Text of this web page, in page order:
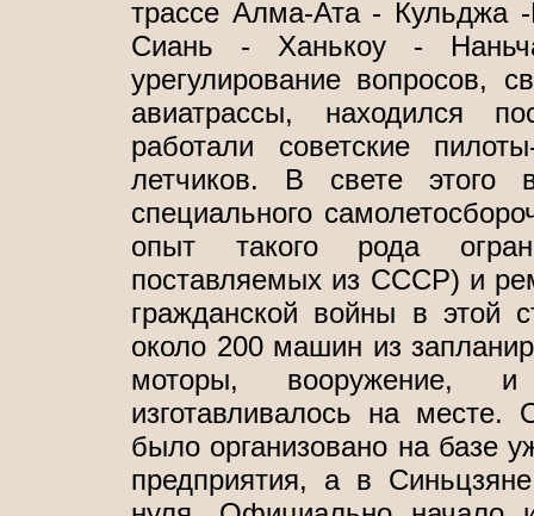
трассе Алма-Ата - Кульджа
Сиань - Ханькоу -
урегулирование вопросов,
авиатрассы, находился
работали советские
летчиков. В свете этого
специального
опыт такого рода
поставляемых из СССР) и
гражданской войны в этой
около 200 машин из
моторы, вооружение, и
изготавливалось на месте.
было организовано на базе
предприятия, а в